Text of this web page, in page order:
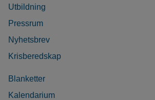
Utbildning
Pressrum
Nyhetsbrev
Krisberedskap
Blanketter
Kalendarium